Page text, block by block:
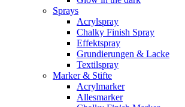
Sprays
Acrylspray
Chalky Finish Spray
Effektspray
Grundierungen & Lacke
Textilspray
Marker & Stifte
Acrylmarker
Allesmarker